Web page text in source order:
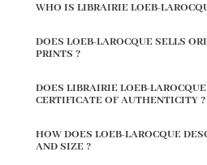
WHO IS LIBRAIRIE LOEB-
DOES LOEB-LAROCQUE SELLS
PRINTS ?
DOES LIBRAIRIE LOEB-
CERTIFICATE OF AUTHENTICITY ?
HOW DOES LOEB-LAROCQUE
AND SIZE ?